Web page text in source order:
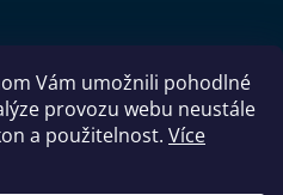
Vám umožnili pohodlné
provozu webu neustále
a použitelnost. Více